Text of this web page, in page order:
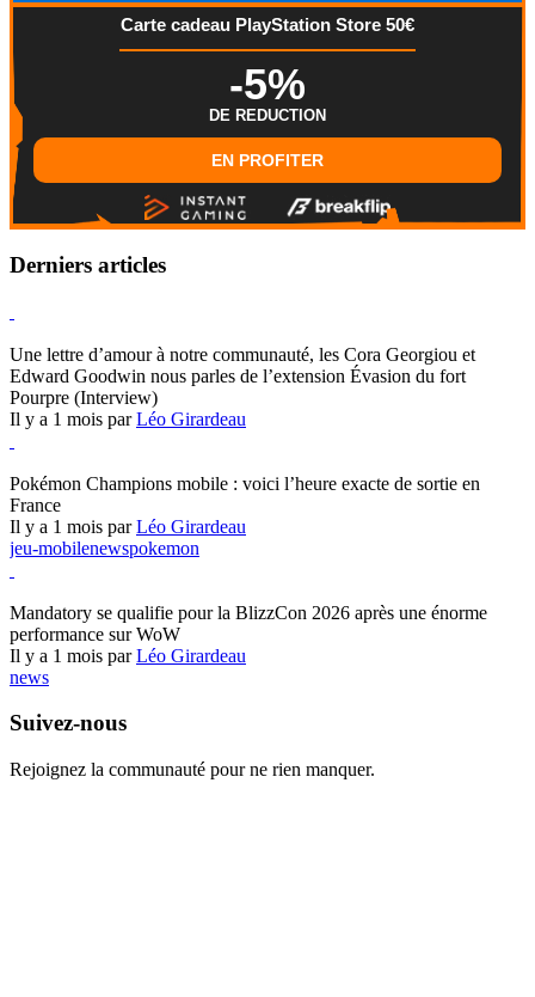
Carte cadeau PlayStation Store 50€
-5%
DE REDUCTION
EN PROFITER
Derniers articles
Une lettre d’amour à notre communauté, les Cora Georgiou et
Edward Goodwin nous parles de l’extension Évasion du fort
Pourpre (Interview)
Il y a 1 mois parLéo Girardeau
Pokémon Champions mobile : voici l’heure exacte de sortie en
France
Il y a 1 mois parLéo Girardeau
jeu-mobilenewspokemon
Mandatory se qualifie pour la BlizzCon 2026 après une énorme
performance sur WoW
Il y a 1 mois parLéo Girardeau
news
Suivez-nous
Rejoignez la communauté pour ne rien manquer.